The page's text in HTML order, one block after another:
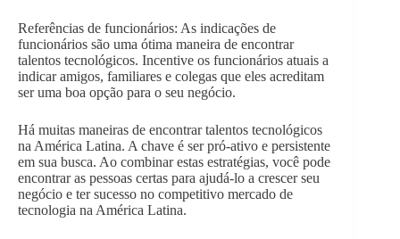
Referências de funcionários: As indicações de
funcionários são uma ótima maneira de encontrar
talentos tecnológicos. Incentive os funcionários atuais a
indicar amigos, familiares e colegas que eles acreditam
ser uma boa opção para o seu negócio.
Há muitas maneiras de encontrar talentos tecnológicos
na América Latina. A chave é ser pró-ativo e persistente
em sua busca. Ao combinar estas estratégias, você pode
encontrar as pessoas certas para ajudá-lo a crescer seu
negócio e ter sucesso no competitivo mercado de
tecnologia na América Latina.